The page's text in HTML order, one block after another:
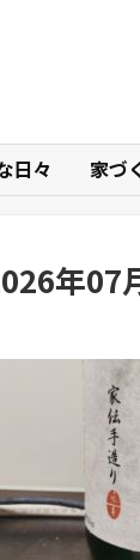
日々 家づ
年07